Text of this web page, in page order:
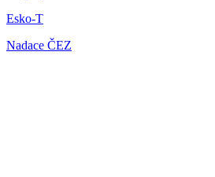
Esko-T
Nadace ČEZ